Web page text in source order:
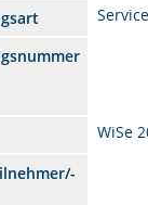
WiSe